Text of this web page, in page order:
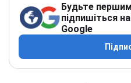
Будьте
підпишіться
Google